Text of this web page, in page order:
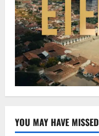
YOU MAY HAVE MISSED